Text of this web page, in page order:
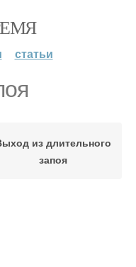
статьи
из длительного
запоя